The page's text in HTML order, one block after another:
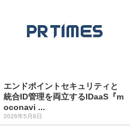
エンドポイントセキュリティと
統合ID管理を両立するIDaaS『m
oconavi ...
2026年5月8日